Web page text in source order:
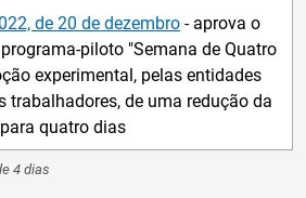
4 dias
de 20 de dezembro - aprova o
piloto "Semana de Quatro
experimental, pelas entidades
trabalhadores, de uma redução da
quatro dias